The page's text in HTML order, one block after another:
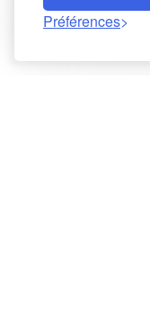
Préférences